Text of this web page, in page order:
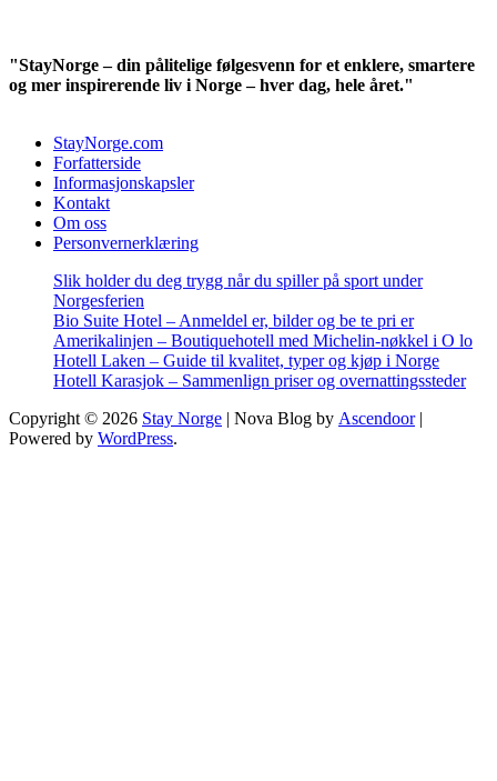
"StayNorge – din pålitelige følgesvenn for et enklere, smartere
og mer inspirerende liv i Norge – hver dag, hele året."
StayNorge.com
Forfatterside
Informasjonskapsler
Kontakt
Om oss
Personvernerklæring
Slik holder du deg trygg når du spiller på sport under
Norgesferien
Bio Suite Hotel – Anmeldel er, bilder og be te pri er
Amerikalinjen – Boutiquehotell med Michelin-nøkkel i O lo
Hotell Laken – Guide til kvalitet, typer og kjøp i Norge
Hotell Karasjok – Sammenlign priser og overnattingssteder
Copyright © 2026 Stay Norge | Nova Blog by Ascendoor|
Powered by WordPress.